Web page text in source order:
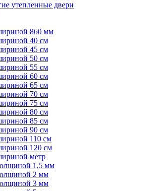
утепленные двери
860 мм
40 см
45 см
50 см
55 см
60 см
65 см
70 см
75 см
80 см
85 см
90 см
110 см
120 см
метр
1,5 мм
2 мм
3 мм